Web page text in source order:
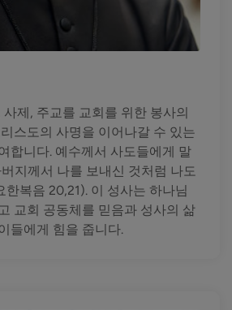
제, 주교를 교회를 위한 봉사의
스도의 사명을 이어나갈 수 있는
합니다. 예수께서 사도들에게 말
지께서 나를 보내신 것처럼 나도
한복음 20,21). 이 성사는 하나님
교회 공동체를 믿음과 성사의 삶
들에게 힘을 줍니다.